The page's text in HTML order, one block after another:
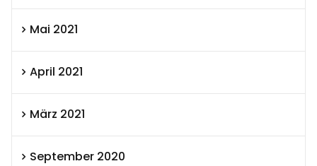
Mai 2021
April 2021
März 2021
September 2020